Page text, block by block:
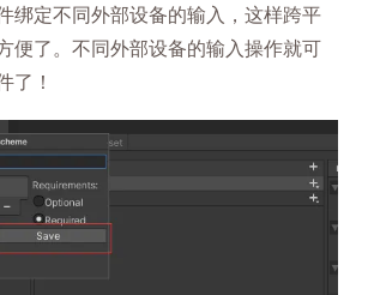
绑定不同外部设备的输入，这样跨平
便了。不同外部设备的输入操作就可
了！